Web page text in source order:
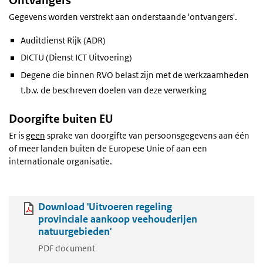
Gegevens worden verstrekt aan onderstaande 'ontvangers'.
Auditdienst Rijk (ADR)
DICTU (Dienst ICT Uitvoering)
Degene die binnen RVO belast zijn met de werkzaamheden
t.b.v. de beschreven doelen van deze verwerking
Doorgifte buiten EU
Er isgeen sprake van doorgifte van persoonsgegevens aan één
of meer landen buiten de Europese Unie of aan een
internationale organisatie.
Download 'Uitvoeren regeling
provinciale aankoop veehouderijen
natuurgebieden'
PDF document